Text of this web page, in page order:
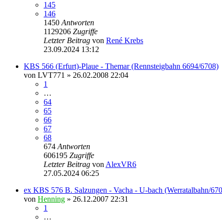
145
146
1450 Antworten
1129206 Zugriffe
Letzter Beitrag von René Krebs
23.09.2024 13:12
KBS 566 (Erfurt)-Plaue - Themar (Rennsteigbahn 6694/6708)
von LVT771 » 26.02.2008 22:04
1
…
64
65
66
67
68
674 Antworten
606195 Zugriffe
Letzter Beitrag von AlexVR6
27.05.2024 06:25
ex KBS 576 B. Salzungen - Vacha - U-bach (Werratalbahn/
von Henning » 26.12.2007 22:31
1
…